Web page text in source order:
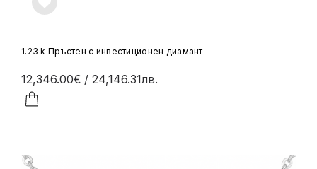
1.23 k Пръстен с инвестиционен диамант
12,346.00€ / 24,146.31лв.